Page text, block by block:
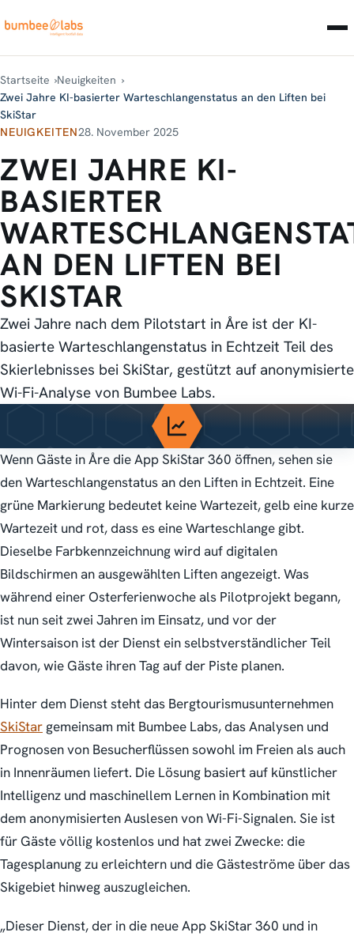
Startseite
Neuigkeiten
Zwei Jahre KI-basierter Warteschlangenstatus an den Liften bei
SkiStar
NEUIGKEITEN28. November 2025
ZWEI JAHRE KI-
BASIERTER
AN DEN LIFTEN BEI
SKISTAR
Zwei Jahre nach dem Pilotstart in Åre ist der KI-
basierte Warteschlangenstatus in Echtzeit Teil des
Skierlebnisses bei SkiStar, gestützt auf anonymisierte
Wi-Fi-Analyse von Bumbee Labs.
Wenn Gäste in Åre die App SkiStar 360 öffnen, sehen sie
den Warteschlangenstatus an den Liften in Echtzeit. Eine
grüne Markierung bedeutet keine Wartezeit, gelb eine kurze
Wartezeit und rot, dass es eine Warteschlange gibt.
Dieselbe Farbkennzeichnung wird auf digitalen
Bildschirmen an ausgewählten Liften angezeigt. Was
während einer Osterferienwoche als Pilotprojekt begann,
ist nun seit zwei Jahren im Einsatz, und vor der
Wintersaison ist der Dienst ein selbstverständlicher Teil
davon, wie Gäste ihren Tag auf der Piste planen.
Hinter dem Dienst steht das Bergtourismusunternehmen
SkiStar gemeinsam mit Bumbee Labs, das Analysen und
Prognosen von Besucherflüssen sowohl im Freien als auch
in Innenräumen liefert. Die Lösung basiert auf künstlicher
Intelligenz und maschinellem Lernen in Kombination mit
dem anonymisierten Auslesen von Wi-Fi-Signalen. Sie ist
für Gäste völlig kostenlos und hat zwei Zwecke: die
Tagesplanung zu erleichtern und die Gästeströme über das
Skigebiet hinweg auszugleichen.
„Dieser Dienst, der in die neue App SkiStar 360 und in